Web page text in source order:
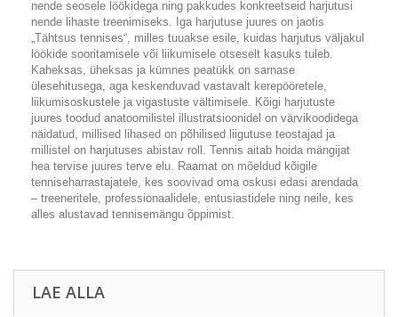
nende seosele löökidega ning pakkudes konkreetseid harjutusi
nende lihaste treenimiseks. Iga harjutuse juures on jaotis
„Tähtsus tennises“, milles tuuakse esile, kuidas harjutus väljakul
löökide sooritamisele või liikumisele otseselt kasuks tuleb.
Kaheksas, üheksas ja kümnes peatükk on sarnase
ülesehitusega, aga keskenduvad vastavalt kerepööretele,
liikumisoskustele ja vigastuste vältimisele. Kõigi harjutuste
juures toodud anatoomilistel illustratsioonidel on värvikoodidega
näidatud, millised lihased on põhilised liigutuse teostajad ja
millistel on harjutuses abistav roll. Tennis aitab hoida mängijat
hea tervise juures terve elu. Raamat on mõeldud kõigile
tenniseharrastajatele, kes soovivad oma oskusi edasi arendada
– treeneritele, professionaalidele, entusiastidele ning neile, kes
alles alustavad tennisemängu õppimist.
LAE ALLA